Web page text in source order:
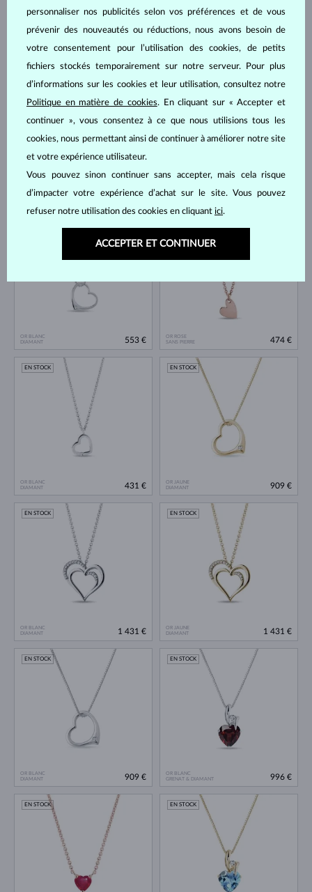
OR JAUNE
ÉMERAUDE
996 €
OR BLANC
TOPAZE
648 €
OR JAUNE
DIAMANT
692 €
OR BLANC
DIAMANT
1 214 €
OR BLANC
DIAMANT
553 €
OR ROSE
SANS PIERRE
474 €
OR BLANC
DIAMANT
EN STOCK
431 €
OR JAUNE
DIAMANT
EN STOCK
909 €
OR BLANC
DIAMANT
EN STOCK
1 431 €
OR JAUNE
DIAMANT
EN STOCK
1 431 €
OR BLANC
DIAMANT
EN STOCK
909 €
OR BLANC
GRENAT & DIAMANT
EN STOCK
996 €
EN STOCK EN STOCK
personnaliser nos publicités selon vos préférences et de vous
prévenir des nouveautés ou réductions, nous avons besoin de
votre consentement pour l’utilisation des cookies, de petits
fichiers stockés temporairement sur notre serveur. Pour plus
d’informations sur les cookies et leur utilisation, consultez notre
Politique en matière de cookies. En cliquant sur « Accepter et
continuer », vous consentez à ce que nous utilisions tous les
cookies, nous permettant ainsi de continuer à améliorer notre site
et votre expérience utilisateur.
Vous pouvez sinon continuer sans accepter, mais cela risque
d’impacter votre expérience d’achat sur le site. Vous pouvez
refuser notre utilisation des cookies en cliquant ici.
ACCEPTER ET CONTINUER